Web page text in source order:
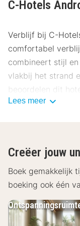
C-Hotels
Verblijf bij C-
comfortabel
combineert stijl
vlakbij het strand
beoordelen dit
en het
bezoek het
van de gezellige
bereik je
restaurants en
Lees meer
Creëer jouw
Boek gemakkelijk
boeking ook één